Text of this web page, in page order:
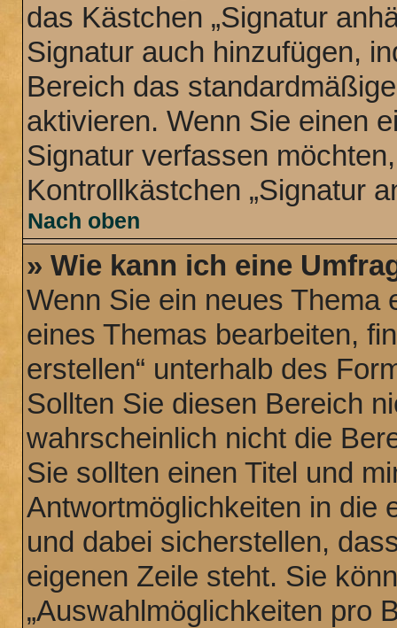
das Kästchen „Signatur
Signatur auch hinzufügen,
Bereich das
aktivieren. Wenn Sie einen
Signatur verfassen
Kontrollkästchen „Signatur
Nach oben
» Wie kann ich eine
Wenn Sie ein neues Thema
eines Themas bearbeiten,
erstellen“ unterhalb des
Sollten Sie diesen Bereich
wahrscheinlich nicht die
Sie sollten einen Titel und
Antwortmöglichkeiten in die
und dabei sicherstellen,
eigenen Zeile steht. Sie
„Auswahlmöglichkeiten pro